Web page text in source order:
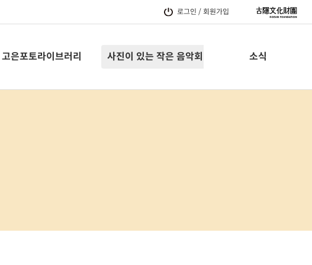
로그인 / 회원가입
고은포토라이브러리 사진이 있는 작은 음악회 소식